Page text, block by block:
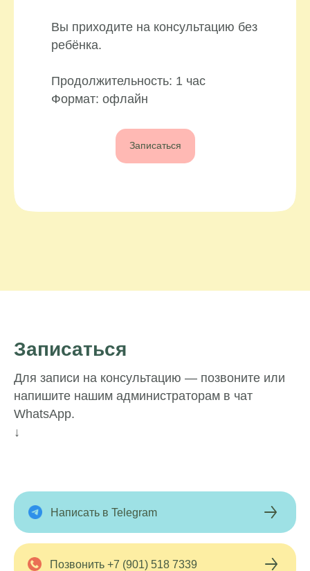
Вы приходите на консультацию без
ребёнка.
Продолжительность: 1 час
Формат: офлайн
Записаться
Записаться
Для записи на консультацию — позвоните или
напишите нашим администраторам в чат
WhatsApp.
↓
Написать в Telegram
Позвонить +7 (901) 518 7339